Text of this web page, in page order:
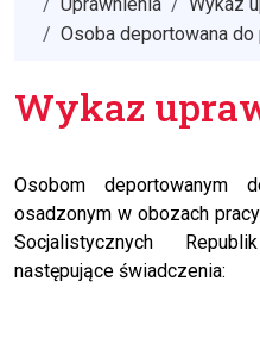
Osoba deportowana
Wykaz
Osobom deportowanym
osadzonym w obozach
Socjalistycznych
następujące świadczenia: